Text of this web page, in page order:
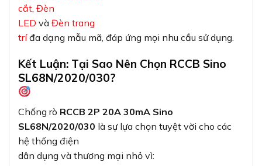
cắt Đèn
LED và Đèn trang
tríđa dạng mẫu mã, đáp ứng mọi nhu cầu sử dụng.
Kết Luận: Tại Sao Nên Chọn RCCB Sino
SL68N/2020/030?
Chống rò RCCB 2P 20A 30mA Sino
SL68N/2020/030 là sự lựa chọn tuyệt vời cho các
hệ thống điện
dân dụng và thương mại nhỏ vì: